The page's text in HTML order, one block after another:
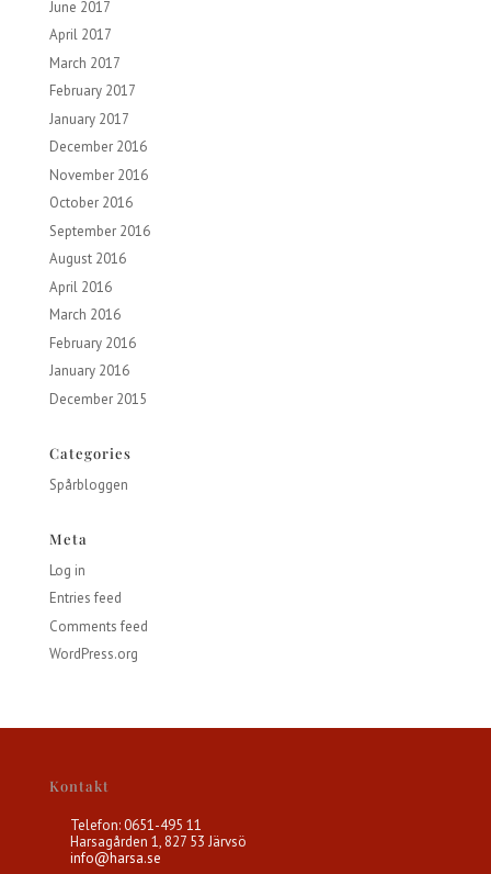
June 2017
April 2017
March 2017
February 2017
January 2017
December 2016
November 2016
October 2016
September 2016
August 2016
April 2016
March 2016
February 2016
January 2016
December 2015
Categories
Spårbloggen
Meta
Log in
Entries feed
Comments feed
WordPress.org
Kontakt
Telefon: 0651-495 11
Harsagården 1, 827 53 Järvsö
info@harsa.se